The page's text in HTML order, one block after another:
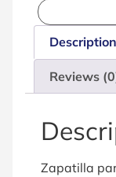
Description
Reviews
Zapatilla